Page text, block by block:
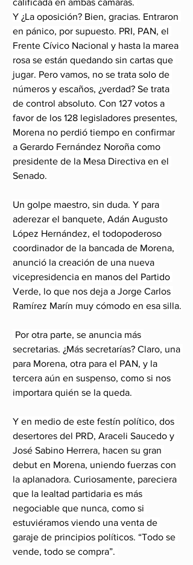
calificada en ambas cámaras.
Y ¿La oposición? Bien, gracias. Entraron
en pánico, por supuesto. PRI, PAN, el
Frente Cívico Nacional y hasta la marea
rosa se están quedando sin cartas que
jugar. Pero vamos, no se trata solo de
números y escaños, ¿verdad? Se trata
de control absoluto. Con 127 votos a
favor de los 128 legisladores presentes,
Morena no perdió tiempo en confirmar
a Gerardo Fernández Noroña como
presidente de la Mesa Directiva en el
Senado.
Un golpe maestro, sin duda. Y para
aderezar el banquete, Adán Augusto
López Hernández, el todopoderoso
coordinador de la bancada de Morena,
anunció la creación de una nueva
vicepresidencia en manos del Partido
Verde, lo que nos deja a Jorge Carlos
Ramírez Marín muy cómodo en esa silla.
secretarias. ¿Más secretarías? Claro, una
para Morena, otra para el PAN, y la
tercera aún en suspenso, como si nos
importara quién se la queda.
Y en medio de este festín político, dos
desertores del PRD, Araceli Saucedo y
José Sabino Herrera, hacen su gran
debut en Morena, uniendo fuerzas con
la aplanadora. Curiosamente, pareciera
que la lealtad partidaria es más
negociable que nunca, como si
estuviéramos viendo una venta de
garaje de principios políticos. “Todo se
vende, todo se compra”.